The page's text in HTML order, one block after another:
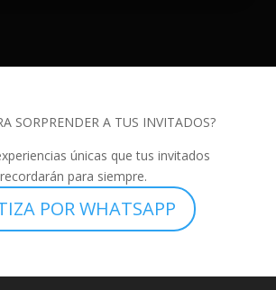
SORPRENDER A TUS INVITADOS?
únicas que tus invitados
recordarán para siempre.
POR WHATSAPP